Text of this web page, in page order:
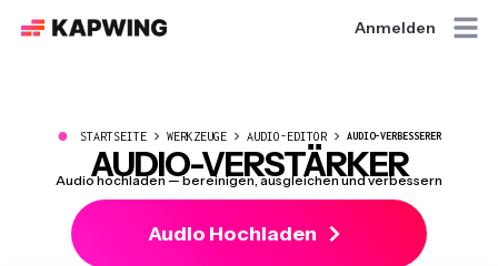
Anmelden
● STARTSEITE WERKZEUGE AUDIO-EDITOR AUDIO-VERBESSERER
AUDIO-VERSTÄRKER
Audio hochladen — bereinigen, ausgleichen und verbessern
Audio Hochladen